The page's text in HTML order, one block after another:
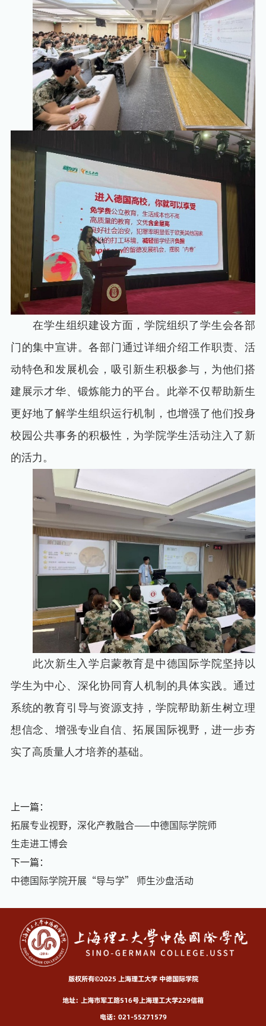
在学生组织建设方面，学院组织了学生会各部
门的集中宣讲。各部门通过详细介绍工作职责、活
动特色和发展机会，吸引新生积极参与，为他们搭
建展示才华、锻炼能力的平台。此举不仅帮助新生
更好地了解学生组织运行机制，也增强了他们投身
校园公共事务的积极性，为学院学生活动注入了新
的活力。
此次新生入学启蒙教育是中德国际学院坚持以
学生为中心、深化协同育人机制的具体实践。通过
系统的教育引导与资源支持，学院帮助新生树立理
想信念、增强专业自信、拓展国际视野，进一步夯
实了高质量人才培养的基础。
上一篇：
拓展专业视野，深化产教融合——中德国际学院师
生走进工博会
下一篇：
中德国际学院开展“导与学” 师生沙盘活动
版权所有©2025 上海理工大学 中德国际学院
地址：上海市军工路516号上海理工大学229信箱
电话：021-55271579